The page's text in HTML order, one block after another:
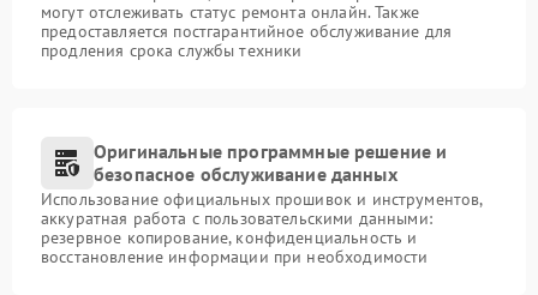
могут отслеживать статус ремонта онлайн. Также
предоставляется постгарантийное обслуживание для
продления срока службы техники
Оригинальные программные решение и
безопасное обслуживание данных
Использование официальных прошивок и инструментов,
аккуратная работа с пользовательскими данными:
резервное копирование, конфиденциальность и
восстановление информации при необходимости